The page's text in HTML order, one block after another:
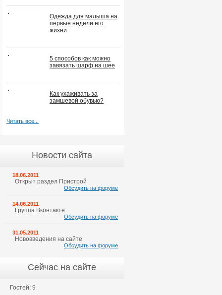
Одежда для малыша на
первые недели его
жизни.
5 способов как можно
завязать шарф на шее
Как ухаживать за
замшевой обувью?
Читать все...
Новости сайта
18.06.2011
Открыт раздел Пристрой
Обсудить на форуме
14.06.2011
Группа Вконтакте
Обсудить на форуме
31.05.2011
Нововведения на сайте
Обсудить на форуме
Сейчас на сайте
Гостей: 9